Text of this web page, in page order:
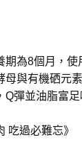
期為8個月，使
母與有機硒元
Q彈並油脂富
吃過必難忘》